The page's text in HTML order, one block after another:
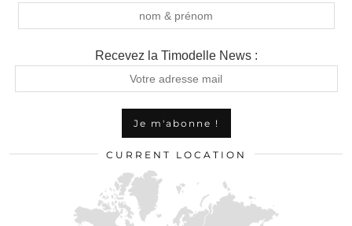
Recevez la Timodelle News :
CURRENT LOCATION